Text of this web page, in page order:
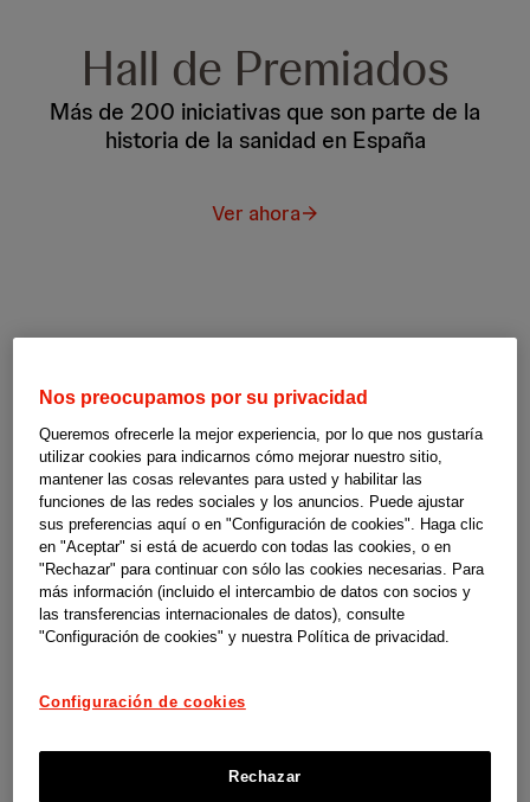
Hall de Premiados
Más de 200 iniciativas que son parte de la
historia de la sanidad en España
Ver ahora
Acciones con valores
VV.AA. | URJC, UDIMA, CEU y UNED
Nos preocupamos por su privacidad
Queremos ofrecerle la mejor experiencia, por lo que nos gustaría
utilizar cookies para indicarnos cómo mejorar nuestro sitio,
mantener las cosas relevantes para usted y habilitar las
funciones de las redes sociales y los anuncios. Puede ajustar
sus preferencias aquí o en "Configuración de cookies". Haga clic
en "Aceptar" si está de acuerdo con todas las cookies, o en
"Rechazar" para continuar con sólo las cookies necesarias. Para
más información (incluido el intercambio de datos con socios y
las transferencias internacionales de datos), consulte
"Configuración de cookies" y nuestra Política de privacidad.
Configuración de cookies
Rechazar